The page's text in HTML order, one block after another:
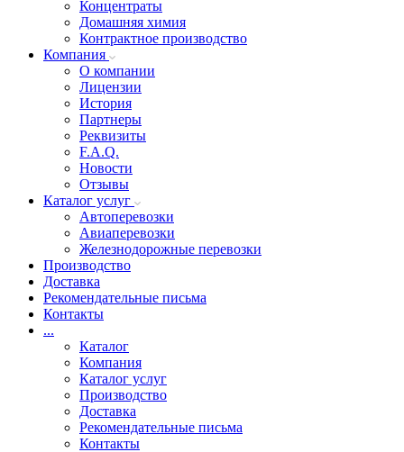
Концентраты
Домашняя химия
Контрактное производство
Компания
О компании
Лицензии
История
Партнеры
Реквизиты
F.A.Q.
Новости
Отзывы
Каталог услуг
Автоперевозки
Авиаперевозки
Железнодорожные перевозки
Производство
Доставка
Рекомендательные письма
Контакты
...
Каталог
Компания
Каталог услуг
Производство
Доставка
Рекомендательные письма
Контакты